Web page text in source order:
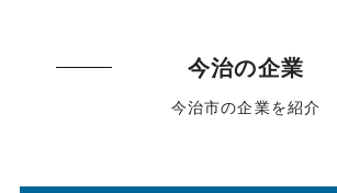
今治の企業
今治市の企業を紹介